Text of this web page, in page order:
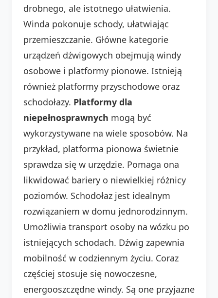
drobnego, ale istotnego ułatwienia.
Winda pokonuje schody, ułatwiając
przemieszczanie. Główne kategorie
urządzeń dźwigowych obejmują windy
osobowe i platformy pionowe. Istnieją
również platformy przyschodowe oraz
schodołazy. Platformy dla
niepełnosprawnych mogą być
wykorzystywane na wiele sposobów. Na
przykład, platforma pionowa świetnie
sprawdza się w urzędzie. Pomaga ona
likwidować bariery o niewielkiej różnicy
poziomów. Schodołaz jest idealnym
rozwiązaniem w domu jednorodzinnym.
Umożliwia transport osoby na wózku po
istniejących schodach. Dźwig zapewnia
mobilność w codziennym życiu. Coraz
częściej stosuje się nowoczesne,
energooszczędne windy. Są one przyjazne